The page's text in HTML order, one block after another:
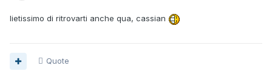
lietissimo di ritrovarti anche qua, cassian
Quote